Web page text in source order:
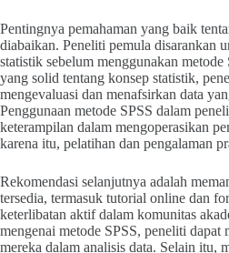
Pentingnya pemahaman yang baik
diabaikan. Peneliti pemula disarankan
statistik sebelum menggunakan metode
yang solid tentang konsep statistik,
mengevaluasi dan menafsirkan data
Penggunaan metode SPSS dalam
keterampilan dalam mengoperasikan
karena itu, pelatihan dan pengalaman
Rekomendasi selanjutnya adalah
tersedia, termasuk tutorial online dan
keterlibatan aktif dalam komunitas
mengenai metode SPSS, peneliti dapat
mereka dalam analisis data. Selain itu,